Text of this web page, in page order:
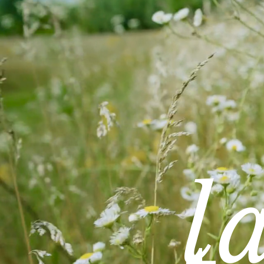
"Was ist,darfsein.